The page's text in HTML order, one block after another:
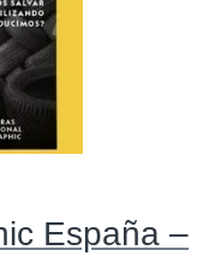
España –